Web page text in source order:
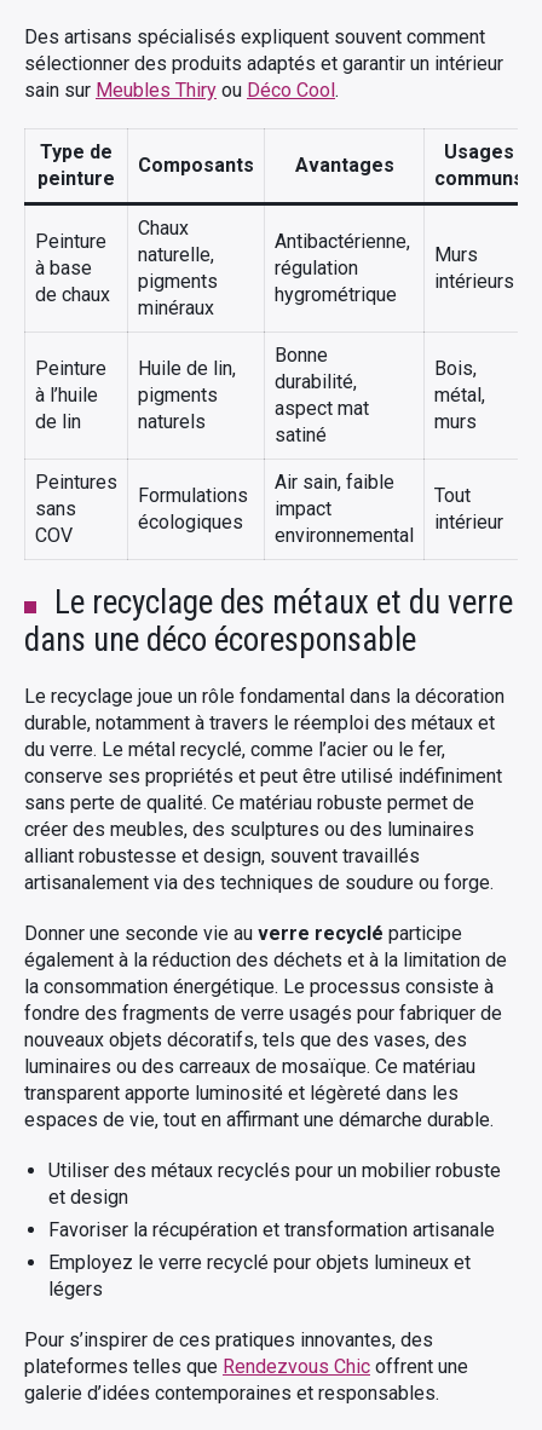
Des artisans spécialisés expliquent souvent comment
sélectionner des produits adaptés et garantir un intérieur
sain sur Meubles Thiry ou Déco Cool .
Type de
peinture
Composants Avantages
Usages
communs
Peinture
à base
de chaux
Chaux
naturelle,
pigments
minéraux
Antibactérienne,
régulation
hygrométrique
Murs
intérieurs
Peinture
à l’huile
de lin
Huile de lin,
pigments
naturels
Bonne
durabilité,
aspect mat
satiné
Bois,
métal,
murs
Peintures
sans
COV
Formulations
écologiques
Air sain, faible
impact
environnemental
Tout
intérieur
Le recyclage des métaux et du verre
dans une déco écoresponsable
Le recyclage joue un rôle fondamental dans la décoration
durable, notamment à travers le réemploi des métaux et
du verre. Le métal recyclé, comme l’acier ou le fer,
conserve ses propriétés et peut être utilisé indéfiniment
sans perte de qualité. Ce matériau robuste permet de
créer des meubles, des sculptures ou des luminaires
alliant robustesse et design, souvent travaillés
artisanalement via des techniques de soudure ou forge.
Donner une seconde vie au verre recyclé participe
également à la réduction des déchets et à la limitation de
la consommation énergétique. Le processus consiste à
fondre des fragments de verre usagés pour fabriquer de
nouveaux objets décoratifs, tels que des vases, des
luminaires ou des carreaux de mosaïque. Ce matériau
transparent apporte luminosité et légèreté dans les
espaces de vie, tout en affirmant une démarche durable.
Utiliser des métaux recyclés pour un mobilier robuste
et design
Favoriser la récupération et transformation artisanale
Employez le verre recyclé pour objets lumineux et
légers
Pour s’inspirer de ces pratiques innovantes, des
plateformes telles que Rendezvous Chic offrent une
galerie d’idées contemporaines et responsables.